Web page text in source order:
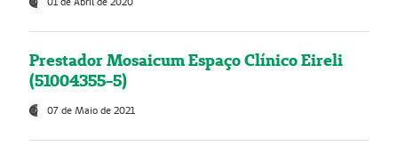
Prestador Mosaicum Espaço Clínico Eireli
(51004355-5)
07 de Maio de 2021